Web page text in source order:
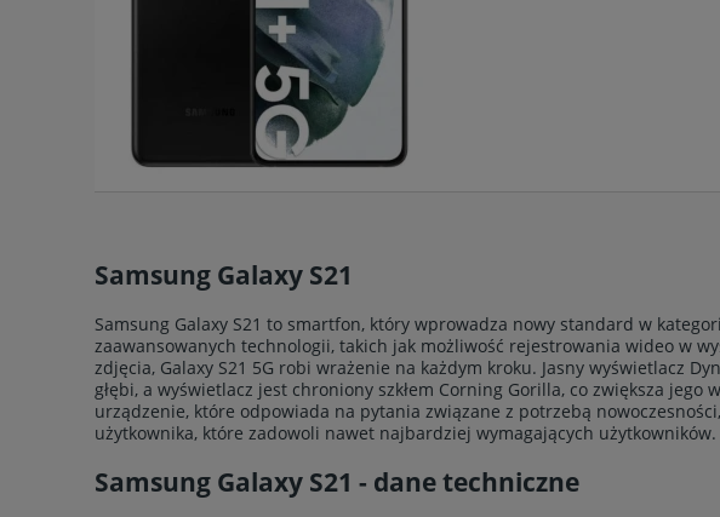
Samsung Galaxy S21
Samsung Galaxy S21 to smartfon, który wprowadza nowy standard w
zaawansowanych technologii, takich jak możliwość rejestrowania wideo w
zdjęcia, Galaxy S21 5G robi wrażenie na każdym kroku. Jasny wyświetlacz
głębi, a wyświetlacz jest chroniony szkłem Corning Gorilla, co zwiększa jego
urządzenie, które odpowiada na pytania związane z potrzebą
użytkownika, które zadowoli nawet najbardziej wymagających użytkowników.
Samsung Galaxy S21 - dane techniczne